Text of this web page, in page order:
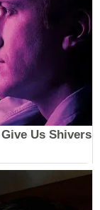
Us Shivers